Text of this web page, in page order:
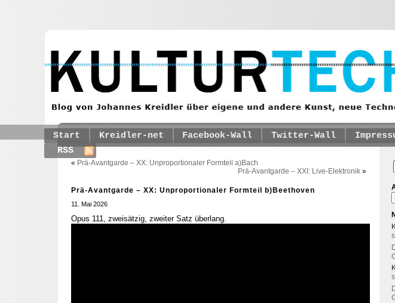
Start Kreidler-net Facebook-Wall Twitter-Wall
RSS
« Prä-Avantgarde – XX: Unproportionaler Formteil a)Bach
Prä-Avantgarde – XXI: Live-Elektronik »
Prä-Avantgarde – XX: Unproportionaler Formteil b)Beethoven
11. Mai 2026
Opus 111, zweisätzig, zweiter Satz überlang.